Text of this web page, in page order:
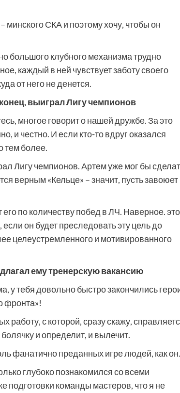
СКА и поэтому хочу, чтобы он
большого клубного механизма трудно
каждый в ней чувствует заботу своего
от него не денется.
выиграл Лигу чемпионов
многое говорит о нашей дружбе. За это
и честно. И если кто-то вдруг оказался
тем более.
Лигу чемпионов. Артем уже мог бы
верным «Кельце» – значит, пусть завоюет
по количеству побед в ЛЧ. Наверное. это
он будет преследовать эту цель до
целеустремленного и мотивированного
ему тренерскую вакансию
у тебя довольно быстро закончились
фронта»!
с которой, сразу скажу,
и определит, и вылечит.
фанатично преданных игре людей, как он.
глубоко познакомился со всеми
подготовки команды мастеров, что я не